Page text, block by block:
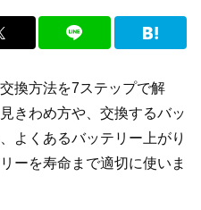
換方法を7ステップで解
きわめ方や、交換するバッ
よくあるバッテリー上がり
ーを寿命まで適切に使いま